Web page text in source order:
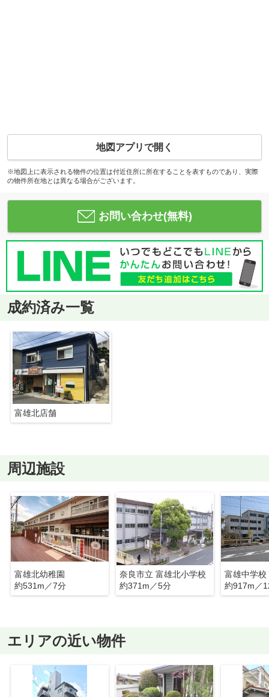
地図アプリで開く
※地図上に表示される物件の位置は付近住所に所在することを表すものであり、実際
の物件所在地とは異なる場合がございます。
お問い合わせ(無料)
成約済み一覧
富雄北店舗
周辺施設
富雄北幼稚園
約531m／7分
奈良市立 富雄北小学校
約371m／5分
富雄中学校
約917m／
エリアの近い物件